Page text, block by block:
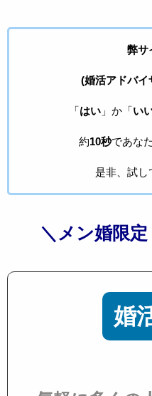
弊サ
(婚活アドバイ
「はい」か「い
約10秒であな
是非、試し
＼メン婚限
婚